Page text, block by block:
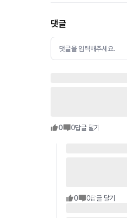
댓글
댓글을 입력해주세요.
0 0답글 달기
0 0답글 달기